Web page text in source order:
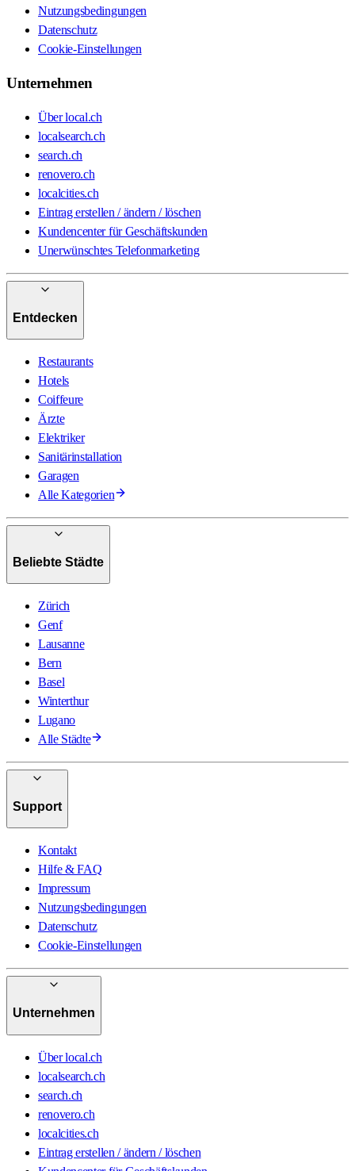
Nutzungsbedingungen
Datenschutz
Cookie-Einstellungen
Unternehmen
Über local.ch
localsearch.ch
search.ch
renovero.ch
localcities.ch
Eintrag erstellen / ändern / löschen
Kundencenter für Geschäftskunden
Unerwünschtes Telefonmarketing
Entdecken
Restaurants
Hotels
Coiffeure
Ärzte
Elektriker
Sanitärinstallation
Garagen
Alle Kategorien
Beliebte Städte
Zürich
Genf
Lausanne
Bern
Basel
Winterthur
Lugano
Alle Städte
Support
Kontakt
Hilfe & FAQ
Impressum
Nutzungsbedingungen
Datenschutz
Cookie-Einstellungen
Unternehmen
Über local.ch
localsearch.ch
search.ch
renovero.ch
localcities.ch
Eintrag erstellen / ändern / löschen